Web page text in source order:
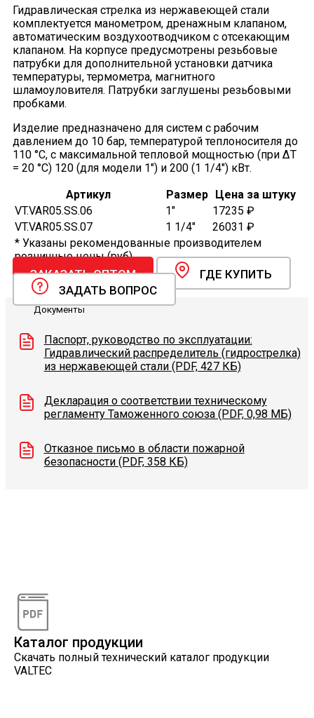
Гидравлическая стрелка из нержавеющей стали
комплектуется манометром, дренажным клапаном,
автоматическим воздухоотводчиком с отсекающим
клапаном. На корпусе предусмотрены резьбовые
патрубки для дополнительной установки датчика
температуры, термометра, магнитного
шламоуловителя. Патрубки заглушены резьбовыми
пробками.
Изделие предназначено для систем с рабочим
давлением до 10 бар, температурой теплоносителя до
110 °С, с максимальной тепловой мощностью (при ΔТ
= 20 °С) 120 (для модели 1") и 200 (1 1/4") кВт.
Артикул
Размер Цена за штуку
VT.VAR05.SS.06
1"
17235 ₽
VT.VAR05.SS.07
1 1/4"
26031 ₽
* Указаны рекомендованные производителем
розничные цены (руб).
ЗАКАЗАТЬ ОПТОМ
ГДЕ КУПИТЬ
ЗАДАТЬ ВОПРОС
Документы
Паспорт, руководство по эксплуатации:
Гидравлический распределитель (гидрострелка)
из нержавеющей стали (PDF, 427 КБ)
Декларация о соответствии техническому
регламенту Таможенного союза (PDF, 0,98 МБ)
Отказное письмо в области пожарной
безопасности (PDF, 358 КБ)
Каталог продукции
Скачать полный технический каталог продукции
VALTEC